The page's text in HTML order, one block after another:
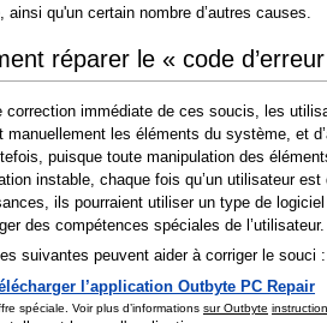
ainsi qu'un certain nombre d’autres causes.
réparer le « code
correction immédiate de ces soucis, les
manuellement les éléments du système, et
puisque toute manipulation des
instable, chaque fois qu’un utilisateur
ils pourraient utiliser un type de
des compétences spéciales de l’utilisateur.
suivantes peuvent aider à corriger le souci :
l’application Outbyte PC Repair
spéciale. Voir plus d’informations sur Outbyte